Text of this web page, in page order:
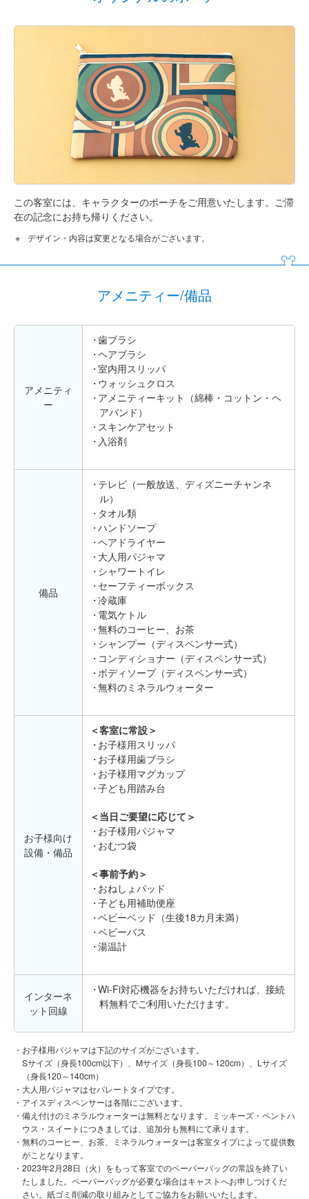
この客室には、キャラクターのポーチをご用意いたします。ご滞
在の記念にお持ち帰りください。
デザイン・内容は変更となる場合がございます。
アメニティー/備品
アメニティ
ー
歯ブラシ
ヘアブラシ
室内用スリッパ
ウォッシュクロス
アメニティーキット（綿棒・コットン・ヘ
アバンド）
スキンケアセット
入浴剤
備品
テレビ（一般放送、ディズニーチャンネ
ル）
タオル類
ハンドソープ
ヘアドライヤー
大人用パジャマ
シャワートイレ
セーフティーボックス
冷蔵庫
電気ケトル
無料のコーヒー、お茶
シャンプー（ディスペンサー式）
コンディショナー（ディスペンサー式）
ボディソープ（ディスペンサー式）
無料のミネラルウォーター
お子様向け
設備・備品
＜客室に常設＞
お子様用スリッパ
お子様用歯ブラシ
お子様用マグカップ
子ども用踏み台
＜当日ご要望に応じて＞
お子様用パジャマ
おむつ袋
＜事前予約＞
おねしょパッド
子ども用補助便座
ベビーベッド（生後18カ月未満）
ベビーバス
湯温計
インターネ
ット回線
Wi-Fi対応機器をお持ちいただければ、接続
料無料でご利用いただけます。
お子様用パジャマは下記のサイズがございます。
Sサイズ（身長100cm以下）、Mサイズ（身長100～120cm）、Lサイズ
（身長120～140cm）
大人用パジャマはセパレートタイプです。
アイスディスペンサーは各階にございます。
備え付けのミネラルウォーターは無料となります。ミッキーズ・ペントハ
ウス・スイートにつきましては、追加分も無料にて承ります。
無料のコーヒー、お茶、ミネラルウォーターは客室タイプによって提供数
がことなります。
2023年2月28日（火）をもって客室でのペーパーバッグの常設を終了い
たしました。ペーパーバッグが必要な場合はキャストへお申しつけくだ
さい。紙ゴミ削減の取り組みとしてご協力をお願いいたします。